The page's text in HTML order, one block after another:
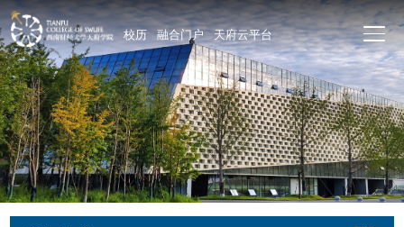
校历 融合门户 天府云平台